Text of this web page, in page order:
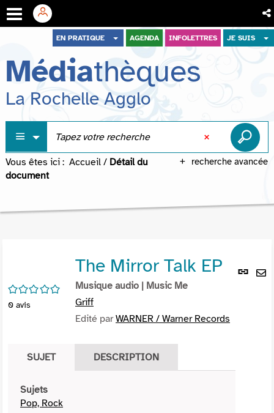
menu
contenu
recherche
EN PRATIQUE AGENDA INFOLETTRES JE SUIS
Médiathèques
La Rochelle Agglo
recherche avancée
Vous êtes ici : Accueil / Détail du
document
Lien
/5
0 avis
The Mirror Talk EP
Musique audio | Music Me
Griff
Edité parWARNER / Warner Records
SUJET DESCRIPTION
Sujets
Pop, Rock